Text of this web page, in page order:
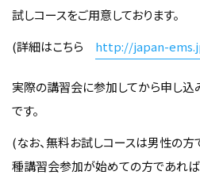
試しコースをご用意しております。
(詳細はこちら http://japan-
実際の講習会に参加してから申し込
です。
(なお、無料お試しコースは男性の方
種講習会参加が始めての方であれば